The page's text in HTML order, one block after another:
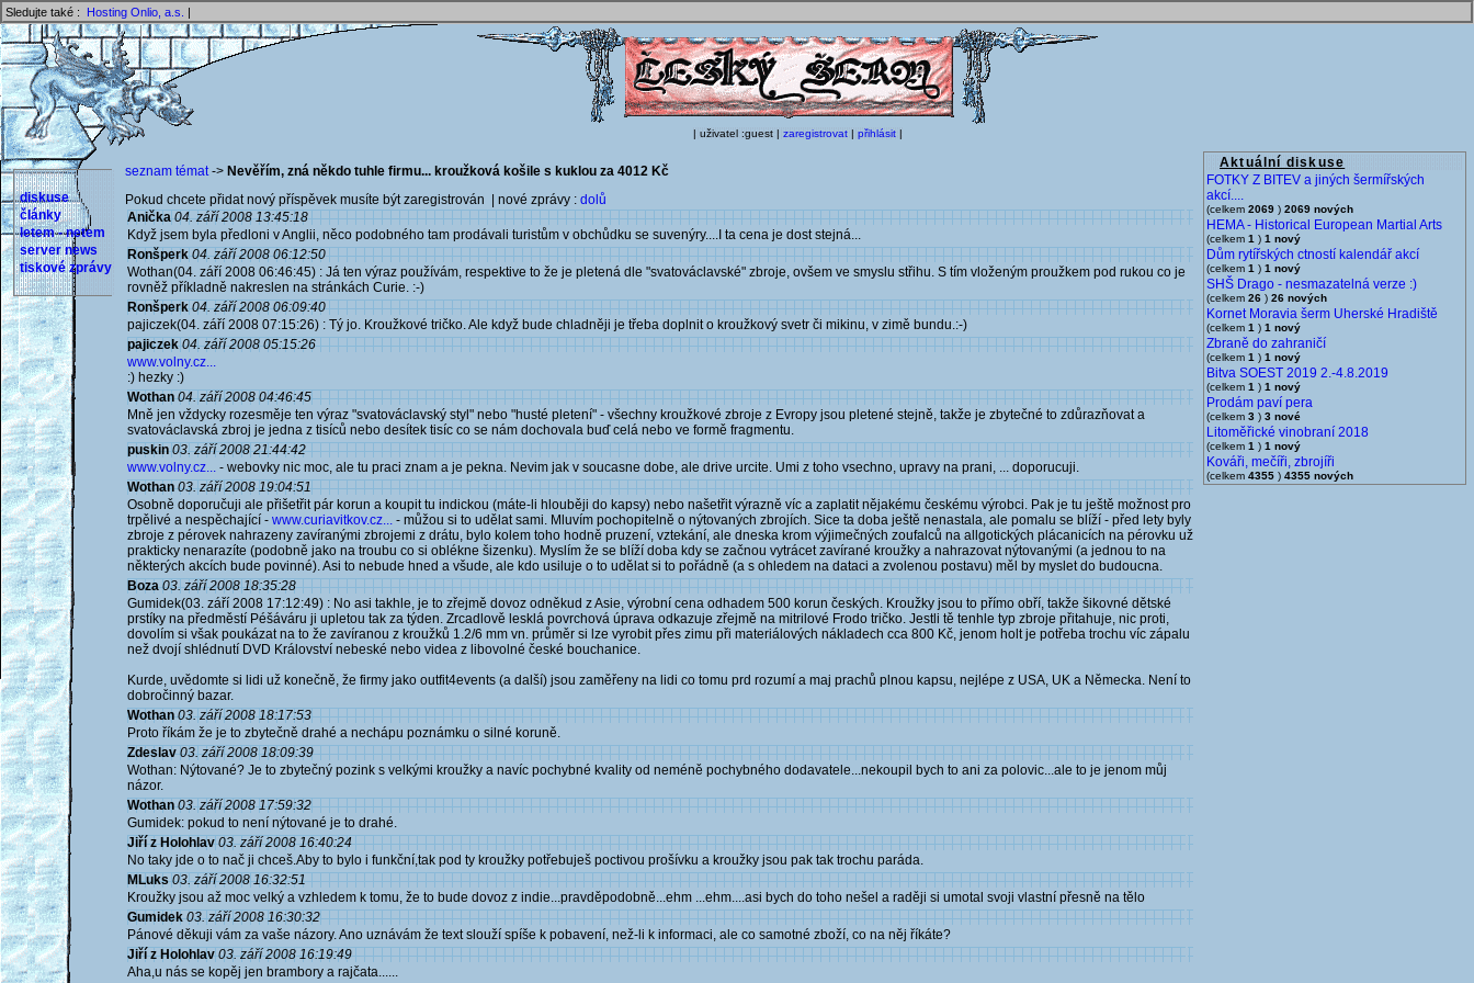
Sledujte také : Hosting Onlio, a.s. |
| uživatel :guest | zaregistrovat | přihlásit |
Aktuální diskuse
FOTKY Z BITEV a jiných šermířských
akcí....
(celkem 2069 ) 2069 nových
HEMA - Historical European Martial Arts
(celkem 1 ) 1 nový
Dům rytířských ctností kalendář akcí
(celkem 1 ) 1 nový
SHŠ Drago - nesmazatelná verze :)
(celkem 26 ) 26 nových
Kornet Moravia šerm Uherské Hradiště
(celkem 1 ) 1 nový
Zbraně do zahraničí
(celkem 1 ) 1 nový
Bitva SOEST 2019 2.-4.8.2019
(celkem 1 ) 1 nový
Prodám paví pera
(celkem 3 ) 3 nové
Litoměřické vinobraní 2018
(celkem 1 ) 1 nový
Kováři, mečíři, zbrojíři
(celkem 4355 ) 4355 nových
diskuse
články
letem - netem
server news
tiskové zprávy
seznam témat-> Nevěřím, zná někdo tuhle firmu... kroužková košile s kuklou za 4012 Kč
Pokud chcete přidat nový příspěvek musíte být zaregistrován | nové zprávy : dolů
Anička 04. září 2008 13:45:18
Když jsem byla předloni v Anglii, něco podobného tam prodávali turistům v obchůdku se suvenýry....I ta cena je dost stejná...
Ronšperk 04. září 2008 06:12:50
Wothan(04. září 2008 06:46:45) : Já ten výraz používám, respektive to že je pletená dle "svatováclavské" zbroje, ovšem ve smyslu střihu. S tím vloženým proužkem pod rukou co je
rovněž příkladně nakreslen na stránkách Curie. :-)
Ronšperk 04. září 2008 06:09:40
pajiczek(04. září 2008 07:15:26) : Tý jo. Kroužkové tričko. Ale když bude chladněji je třeba doplnit o kroužkový svetr či mikinu, v zimě bundu.:-)
pajiczek 04. září 2008 05:15:26
www.volny.cz...
:) hezky :)
Wothan 04. září 2008 04:46:45
Mně jen vždycky rozesměje ten výraz "svatováclavský styl" nebo "husté pletení" - všechny kroužkové zbroje z Evropy jsou pletené stejně, takže je zbytečné to zdůrazňovat a
svatováclavská zbroj je jedna z tisíců nebo desítek tisíc co se nám dochovala buď celá nebo ve formě fragmentu.
puskin 03. září 2008 21:44:42
www.volny.cz... - webovky nic moc, ale tu praci znam a je pekna. Nevim jak v soucasne dobe, ale drive urcite. Umi z toho vsechno, upravy na prani, ... doporucuji.
Wothan 03. září 2008 19:04:51
Osobně doporučuji ale přišetřit pár korun a koupit tu indickou (máte-li hlouběji do kapsy) nebo našetřit výrazně víc a zaplatit nějakému českému výrobci. Pak je tu ještě možnost pro
trpělivé a nespěchající - www.curiavitkov.cz... - můžou si to udělat sami. Mluvím pochopitelně o nýtovaných zbrojích. Sice ta doba ještě nenastala, ale pomalu se blíží - před lety byly
zbroje z pérovek nahrazeny zavíranými zbrojemi z drátu, bylo kolem toho hodně pruzení, vztekání, ale dneska krom výjimečných zoufalců na allgotických plácanicích na pérovku už
prakticky nenarazíte (podobně jako na troubu co si oblékne šizenku). Myslím že se blíží doba kdy se začnou vytrácet zavírané kroužky a nahrazovat nýtovanými (a jednou to na
některých akcích bude povinné). Asi to nebude hned a všude, ale kdo usiluje o to udělat si to pořádně (a s ohledem na dataci a zvolenou postavu) měl by myslet do budoucna.
Boza 03. září 2008 18:35:28
Gumidek(03. září 2008 17:12:49) : No asi takhle, je to zřejmě dovoz odněkud z Asie, výrobní cena odhadem 500 korun českých. Kroužky jsou to přímo obří, takže šikovné dětské
prstíky na předměstí Péšáváru ji upletou tak za týden. Zrcadlově lesklá povrchová úprava odkazuje zřejmě na mitrilové Frodo tričko. Jestli tě tenhle typ zbroje přitahuje, nic proti,
dovolím si však poukázat na to že zavíranou z kroužků 1.2/6 mm vn. průměr si lze vyrobit přes zimu při materiálových nákladech cca 800 Kč, jenom holt je potřeba trochu víc zápalu
než dvojí shlédnutí DVD Království nebeské nebo videa z libovolné české bouchanice.
Kurde, uvědomte si lidi už konečně, že firmy jako outfit4events (a další) jsou zaměřeny na lidi co tomu prd rozumí a maj prachů plnou kapsu, nejlépe z USA, UK a Německa. Není to
dobročinný bazar.
Wothan 03. září 2008 18:17:53
Proto říkám že je to zbytečně drahé a nechápu poznámku o silné koruně.
Zdeslav 03. září 2008 18:09:39
Wothan: Nýtované? Je to zbytečný pozink s velkými kroužky a navíc pochybné kvality od neméně pochybného dodavatele...nekoupil bych to ani za polovic...ale to je jenom můj
názor.
Wothan 03. září 2008 17:59:32
Gumidek: pokud to není nýtované je to drahé.
Jiří z Holohlav 03. září 2008 16:40:24
No taky jde o to nač ji chceš.Aby to bylo i funkční,tak pod ty kroužky potřebuješ poctivou prošívku a kroužky jsou pak tak trochu paráda.
MLuks 03. září 2008 16:32:51
Kroužky jsou až moc velký a vzhledem k tomu, že to bude dovoz z indie...pravděpodobně...ehm ...ehm....asi bych do toho nešel a raději si umotal svoji vlastní přesně na tělo
Gumidek 03. září 2008 16:30:32
Pánové děkuji vám za vaše názory. Ano uznávám že text slouží spíše k pobavení, než-li k informaci, ale co samotné zboží, co na něj říkáte?
Jiří z Holohlav 03. září 2008 16:19:49
Aha,u nás se kopěj jen brambory a rajčata......